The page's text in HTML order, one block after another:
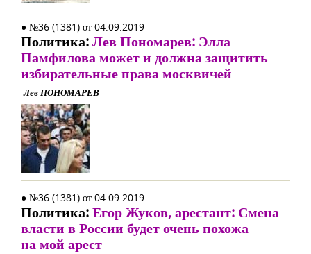
● №36 (1381) от 04.09.2019
Политика:Лев Пономарев: Элла
Памфилова может и должна защитить
избирательные права москвичей
Лев ПОНОМАРЕВ
● №36 (1381) от 04.09.2019
Политика:Егор Жуков, арестант: Смена
власти в России будет очень похожа
на мой арест